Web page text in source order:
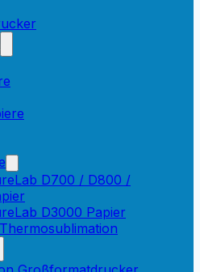
D700 / D800 /
D3000 Papier